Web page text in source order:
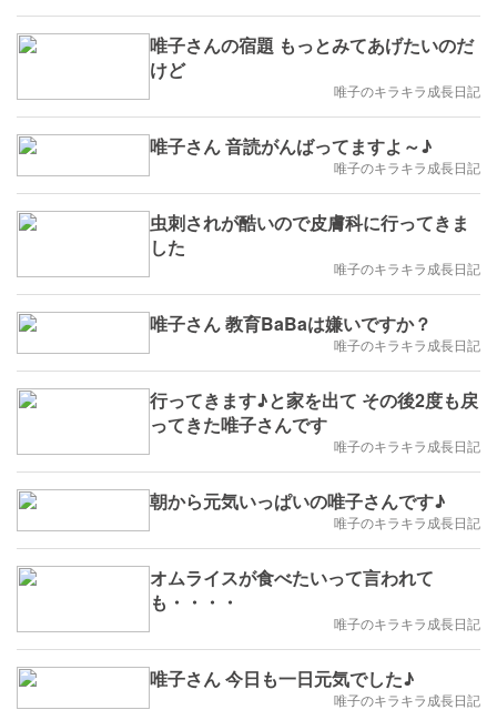
唯子さんの宿題 もっとみてあげたいのだ
けど
唯子のキラキラ成長日記
唯子さん 音読がんばってますよ～♪
唯子のキラキラ成長日記
虫刺されが酷いので皮膚科に行ってきま
した
唯子のキラキラ成長日記
唯子さん 教育BaBaは嫌いですか？
唯子のキラキラ成長日記
行ってきます♪と家を出て その後2度も戻
ってきた唯子さんです
唯子のキラキラ成長日記
朝から元気いっぱいの唯子さんです♪
唯子のキラキラ成長日記
オムライスが食べたいって言われて
も・・・・
唯子のキラキラ成長日記
唯子さん 今日も一日元気でした♪
唯子のキラキラ成長日記